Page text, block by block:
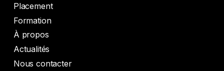
Placement
Formation
À propos
Actualités
Nous contacter